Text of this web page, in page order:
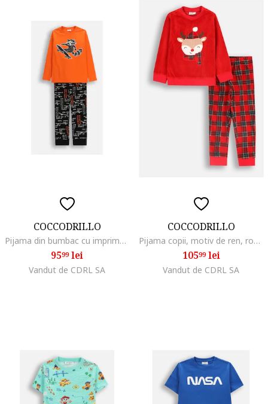
COCCODRILLO
Pijama din bumbac cu imprimeu text si grafic
9599lei
Vandut de CDRL SA
COCCODRILLO
Pijama copii, motiv de ren, rosu, velur, set 2 piese
10599lei
Vandut de CDRL SA